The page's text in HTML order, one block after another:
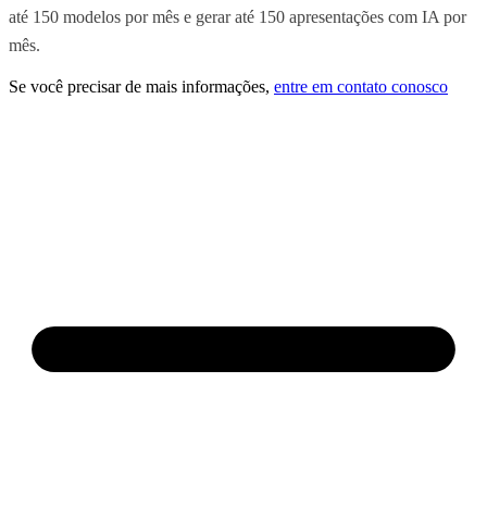
até 150 modelos por mês e gerar até 150 apresentações com IA por
mês.
Se você precisar de mais informações, entre em contato conosco